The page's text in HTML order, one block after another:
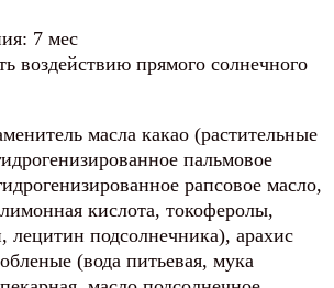
7 мес
воздействию прямого солнечного
масла какао (растительные
пальмовое
рапсовое масло,
кислота, токоферолы,
лецитин подсолнечника), арахис
(вода питьевая, мука